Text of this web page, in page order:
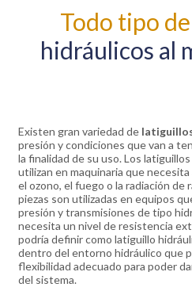
Todo tipo de
hidráulicos al
Existen gran variedad de
presión y condiciones que van a
la finalidad de su uso. Los
utilizan en maquinaria que
el ozono, el fuego o la radiación de
piezas son utilizadas en equipos
presión y transmisiones de tipo
necesita un nivel de resistencia
podría definir como latiguillo
dentro del entorno hidráulico que
flexibilidad adecuado para poder
del sistema.